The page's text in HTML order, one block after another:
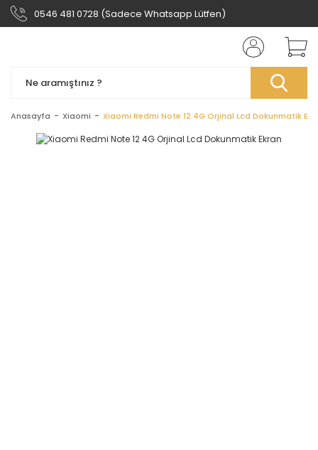
0546 481 0728 (Sadece Whatsapp Lütfen)
Anasayfa Xiaomi Xiaomi Redmi Note 12 4G Orjinal Lcd Dokunmatik